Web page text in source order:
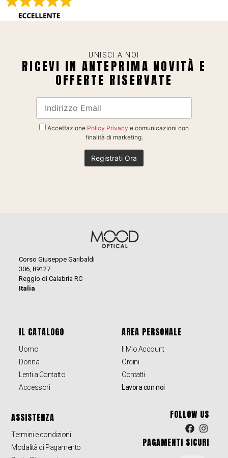
UNISCI A NOI
RICEVI IN ANTEPRIMA NOVITÀ E
OFFERTE RISERVATE
Accettazione Policy Privacy e comunicazioni con
finalità di marketing.
Corso Giuseppe Garibaldi
306, 89127
Reggio di Calabria RC
Italia
IL CATALOGO
Uomo
Donna
Lenti a Contatto
Accessori
AREA PERSONALE
Il Mio Account
Ordini
Contatti
Lavora con noi
ASSISTENZA
Termini e condizioni
Modalità di Pagamento
FOLLOW US
PAGAMENTI SICURI